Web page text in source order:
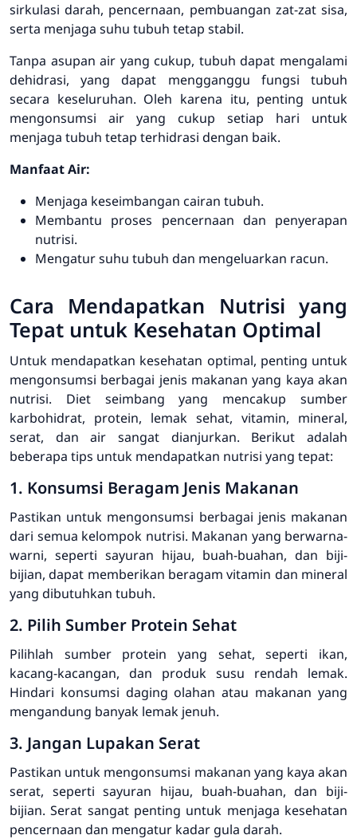
sirkulasi darah, pencernaan, pembuangan zat-zat sisa,
serta menjaga suhu tubuh tetap stabil.
Tanpa asupan air yang cukup, tubuh dapat mengalami
dehidrasi, yang dapat mengganggu fungsi tubuh
secara keseluruhan. Oleh karena itu, penting untuk
mengonsumsi air yang cukup setiap hari untuk
menjaga tubuh tetap terhidrasi dengan baik.
Manfaat Air:
Menjaga keseimbangan cairan tubuh.
Membantu proses pencernaan dan penyerapan
nutrisi.
Mengatur suhu tubuh dan mengeluarkan racun.
Cara Mendapatkan Nutrisi yang
Tepat untuk Kesehatan Optimal
Untuk mendapatkan kesehatan optimal, penting untuk
mengonsumsi berbagai jenis makanan yang kaya akan
nutrisi. Diet seimbang yang mencakup sumber
karbohidrat, protein, lemak sehat, vitamin, mineral,
serat, dan air sangat dianjurkan. Berikut adalah
beberapa tips untuk mendapatkan nutrisi yang tepat:
1. Konsumsi Beragam Jenis Makanan
Pastikan untuk mengonsumsi berbagai jenis makanan
dari semua kelompok nutrisi. Makanan yang berwarna-
warni, seperti sayuran hijau, buah-buahan, dan biji-
bijian, dapat memberikan beragam vitamin dan mineral
yang dibutuhkan tubuh.
2. Pilih Sumber Protein Sehat
Pilihlah sumber protein yang sehat, seperti ikan,
kacang-kacangan, dan produk susu rendah lemak.
Hindari konsumsi daging olahan atau makanan yang
mengandung banyak lemak jenuh.
3. Jangan Lupakan Serat
Pastikan untuk mengonsumsi makanan yang kaya akan
serat, seperti sayuran hijau, buah-buahan, dan biji-
bijian. Serat sangat penting untuk menjaga kesehatan
pencernaan dan mengatur kadar gula darah.